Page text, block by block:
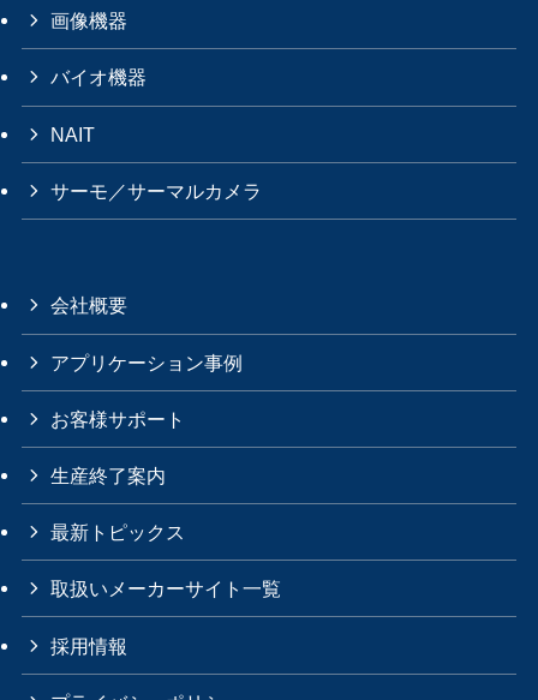
画像機器
バイオ機器
NAIT
サーモ／サーマルカメラ
会社概要
アプリケーション事例
お客様サポート
生産終了案内
最新トピックス
取扱いメーカーサイト一覧
採用情報